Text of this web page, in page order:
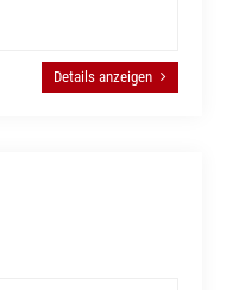
Details anzeigen